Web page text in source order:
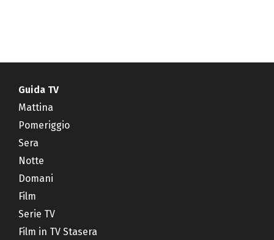
Guida TV
Mattina
Pomeriggio
Sera
Notte
Domani
Film
Serie TV
Film in TV Stasera